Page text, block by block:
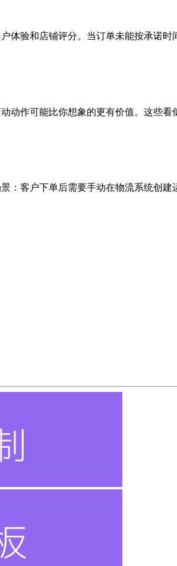
体验和店铺评分。当订单未能按承诺
动作可能比你想象的更有价值。这些
：客户下单后需要手动在物流系统创